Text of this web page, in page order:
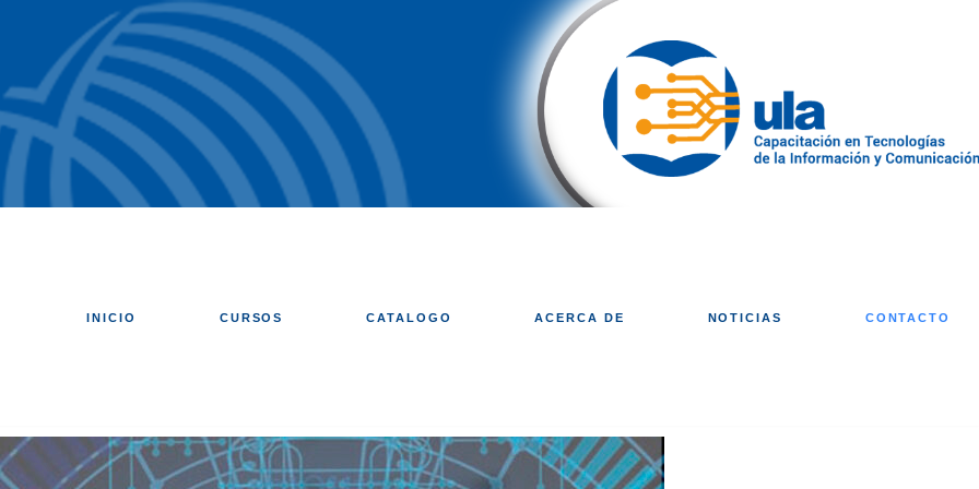
INICIO CURSOS CATALOGO ACERCA DE NOTICIAS CONTACTO